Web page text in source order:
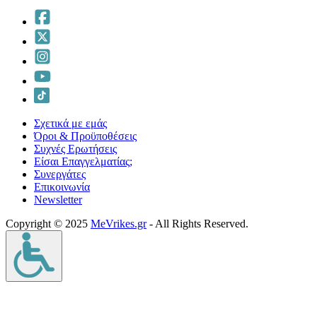
Σχετικά με εμάς
Όροι & Προϋποθέσεις
Συχνές Ερωτήσεις
Είσαι Επαγγελματίας;
Συνεργάτες
Επικοινωνία
Νewsletter
Copyright © 2025 MeVrikes.gr- All Rights Reserved.